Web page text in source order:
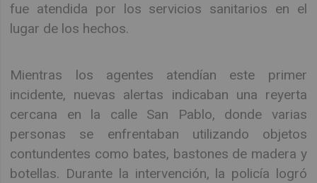
fue atendida por los servicios sanitarios en el
lugar de los hechos.
Mientras los agentes atendían este primer
incidente, nuevas alertas indicaban una reyerta
cercana en la calle San Pablo, donde varias
personas se enfrentaban utilizando objetos
contundentes como bates, bastones de madera y
botellas. Durante la intervención, la policía logró